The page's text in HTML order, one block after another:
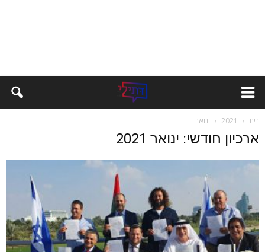
בית 2021 ינואר
ארכיון חודשי: ינואר 2021